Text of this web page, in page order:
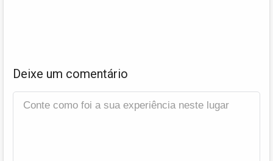
Deixe um comentário